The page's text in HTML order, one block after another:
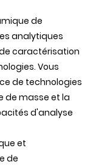
de
analytiques
caractérisation
Vous
de technologies
de masse et la
d'analyse
et
de